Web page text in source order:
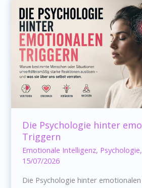
ist
als
Intelligenz
Die Psychologie hinter
Triggern
Emotionale Intelligenz, Psychologie
15/07/2026
Die Psychologie hinter